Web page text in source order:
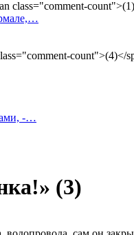
-…
(3)